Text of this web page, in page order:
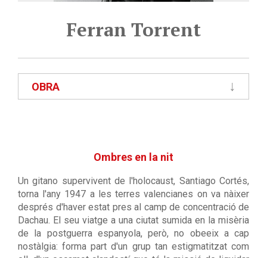
Ferran Torrent
OBRA
Ombres en la nit
Un gitano supervivent de l'holocaust, Santiago Cortés,
torna l'any 1947 a les terres valencianes on va nàixer
després d'haver estat pres al camp de concentració de
Dachau. El seu viatge a una ciutat sumida en la misèria
de la postguerra espanyola, però, no obeeix a cap
nostàlgia: forma part d'un grup tan estigmatitzat com